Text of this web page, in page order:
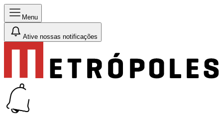
Menu
Ative nossas notificações